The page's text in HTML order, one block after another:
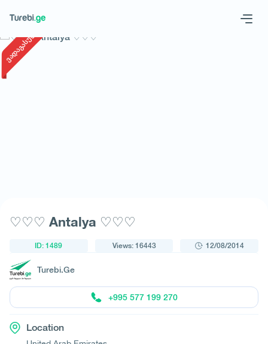
ვადაგასული
♡♡♡ Antalya ♡♡♡
ID: 1489 Views: 16443 12/08/2014
Turebi.Ge
+995 577 199 270
Location